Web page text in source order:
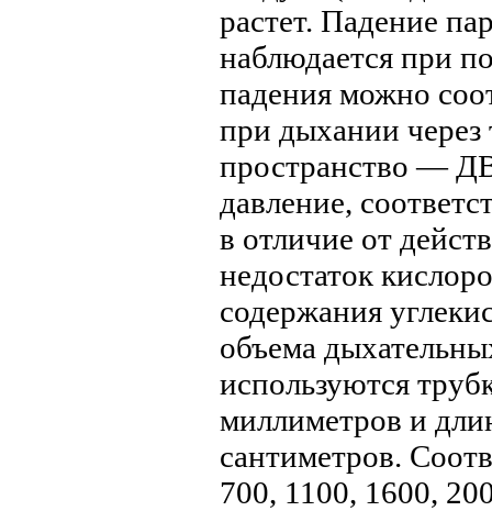
растет. Падение
наблюдается при
падения можно
при дыхании через
пространство —
давление,
в отличие от
недостаток
содержания
объема
используются
миллиметров и
сантиметров.
700, 1100, 1600,